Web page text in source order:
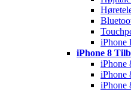
iPhone
iPhone 8
iPhone
iPhone
iPhone